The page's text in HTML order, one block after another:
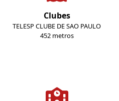
Clubes
TELESP CLUBE DE SAO PAULO
452 metros